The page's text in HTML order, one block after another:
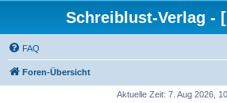
Schreiblust-Verlag -
FAQ
Foren-Übersicht
Aktuelle Zeit: 7. Aug 2026,